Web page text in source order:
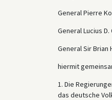
General Pierre
General Lucius
General Sir
hiermit
1. Die
das deutsche